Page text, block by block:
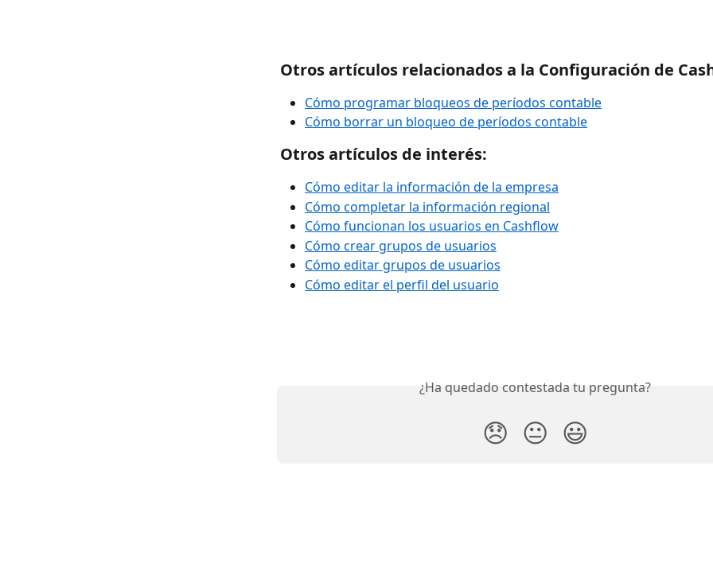
Otros artículos relacionados a la Configuración de
Cómo programar bloqueos de períodos contable
Cómo borrar un bloqueo de períodos contable
Otros artículos de interés:
Cómo editar la información de la empresa
Cómo completar la información regional
Cómo funcionan los usuarios en Cashflow
Cómo crear grupos de usuarios
Cómo editar grupos de usuarios
Cómo editar el perfil del usuario
¿Ha quedado contestada tu pregunta?
😞 😐 😃